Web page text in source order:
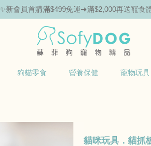
✨新會員首購滿$499免運➜滿$2,000再送寵食
狗貓零食 營養保健 寵物玩具
貓咪玩具．貓抓